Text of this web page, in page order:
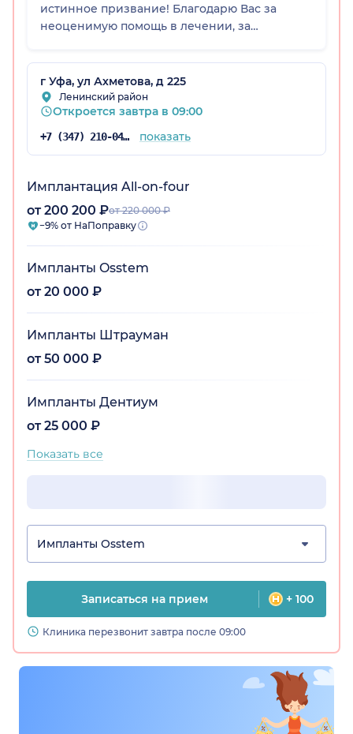
истинное призвание! Благодарю Вас за
неоценимую помощь в лечении, за
г Уфа, ул Ахметова, д 225
Ленинский район
Откроется завтра в 09:00
+7 (347) 210-04-38 показать
Имплантация All-on-four
от 200 200 ₽от 220 000 ₽
−9% от НаПоправку
Импланты Osstem
от 20 000 ₽
Импланты Штрауман
от 50 000 ₽
Импланты Дентиум
от 25 000 ₽
Показать все
Импланты Osstem
Записаться на прием + 100
Клиника перезвонит завтра после 09:00